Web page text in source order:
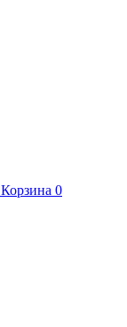
Корзина 0